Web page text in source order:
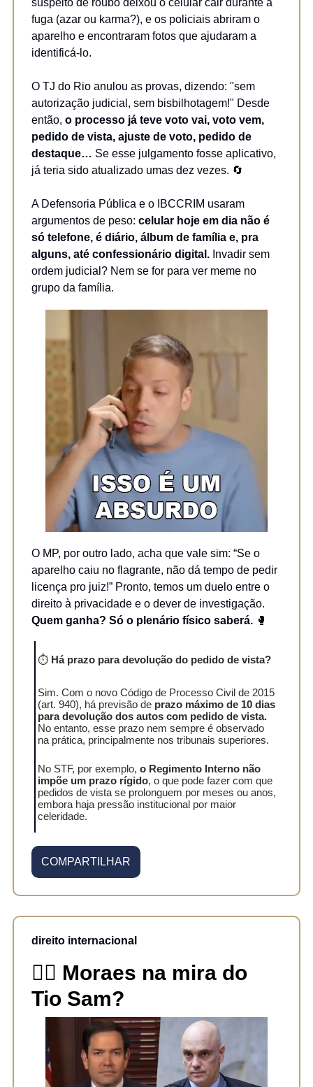
fuga (azar ou karma?), e os policiais abriram o
aparelho e encontraram fotos que ajudaram a
identificá-lo.
O TJ do Rio anulou as provas, dizendo: "sem
autorização judicial, sem bisbilhotagem!" Desde
então, o processo já teve voto vai, voto vem,
pedido de vista, ajuste de voto, pedido de
destaque… Se esse julgamento fosse aplicativo,
já teria sido atualizado umas dez vezes. 🔄
A Defensoria Pública e o IBCCRIM usaram
argumentos de peso: celular hoje em dia não é
só telefone, é diário, álbum de família e, pra
alguns, até confessionário digital. Invadir sem
ordem judicial? Nem se for para ver meme no
grupo da família.
O MP, por outro lado, acha que vale sim: “Se o
aparelho caiu no flagrante, não dá tempo de pedir
licença pro juiz!” Pronto, temos um duelo entre o
direito à privacidade e o dever de investigação.
Quem ganha? Só o plenário físico saberá. 🥊
⏱️ Há prazo para devolução do pedido de vista?
Sim. Com o novo Código de Processo Civil de 2015
(art. 940), há previsão de prazo máximo de 10 dias
para devolução dos autos com pedido de vista.
No entanto, esse prazo nem sempre é observado
na prática, principalmente nos tribunais superiores.
No STF, por exemplo, o Regimento Interno não
impõe um prazo rígido, o que pode fazer com que
pedidos de vista se prolonguem por meses ou anos,
embora haja pressão institucional por maior
celeridade.
COMPARTILHAR
direito internacional
🧑‍⚖️ Moraes na mira do
Tio Sam?